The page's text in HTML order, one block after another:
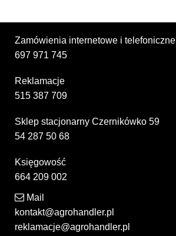
Zamówienia internetowe i telefoniczne
697 971 745
Reklamacje
515 387 709
Sklep stacjonarny Czernikówko 59
54 287 50 68
Księgowość
664 209 002
Mail
kontakt@agrohandler.pl
reklamacje@agrohandler.pl